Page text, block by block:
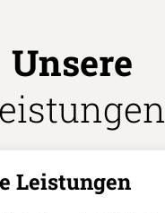
Unsere
Leistungen